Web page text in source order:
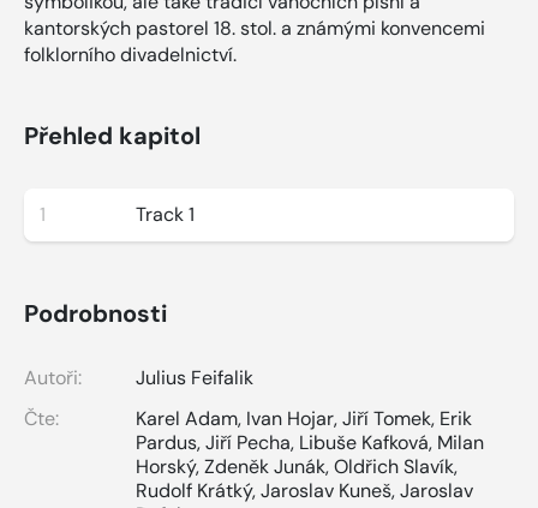
kantorských pastorel 18. stol. a známými konvencemi
folklorního divadelnictví.
Přehled kapitol
1 Track 1
Podrobnosti
Autoři:
Julius Feifalik
Čte:
Karel Adam, Ivan Hojar,Jiří Tomek, Erik
Pardus,Jiří Pecha, Libuše Kafková, Milan
Horský,Zdeněk Junák,Oldřich Slavík,
Rudolf Krátký,Jaroslav Kuneš,Jaroslav